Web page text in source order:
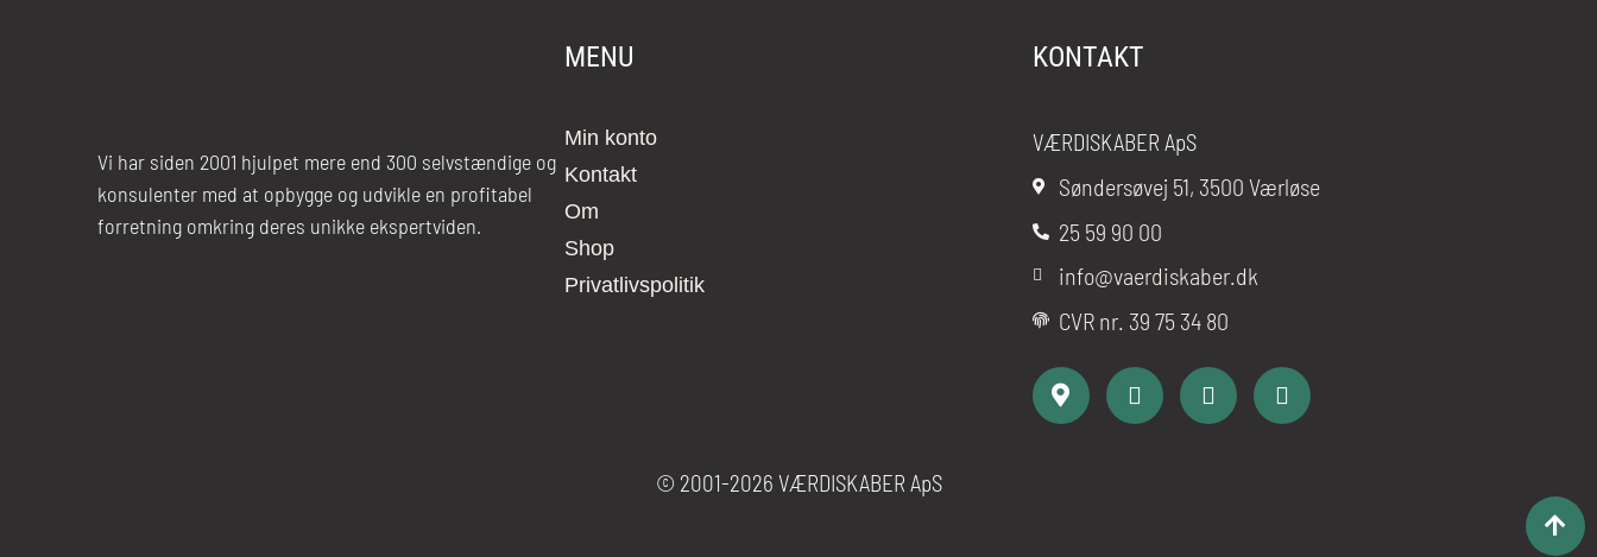
Vi har siden 2001 hjulpet mere end 300 selvstændige og
konsulenter med at opbygge og udvikle en profitabel
forretning omkring deres unikke ekspertviden.
MENU
Min konto
Kontakt
Om
Shop
Privatlivspolitik
KONTAKT
VÆRDISKABER ApS
Søndersøvej 51, 3500 Værløse
25 59 90 00
info@vaerdiskaber.dk
CVR nr. 39 75 34 80
© 2001-2026 VÆRDISKABER ApS